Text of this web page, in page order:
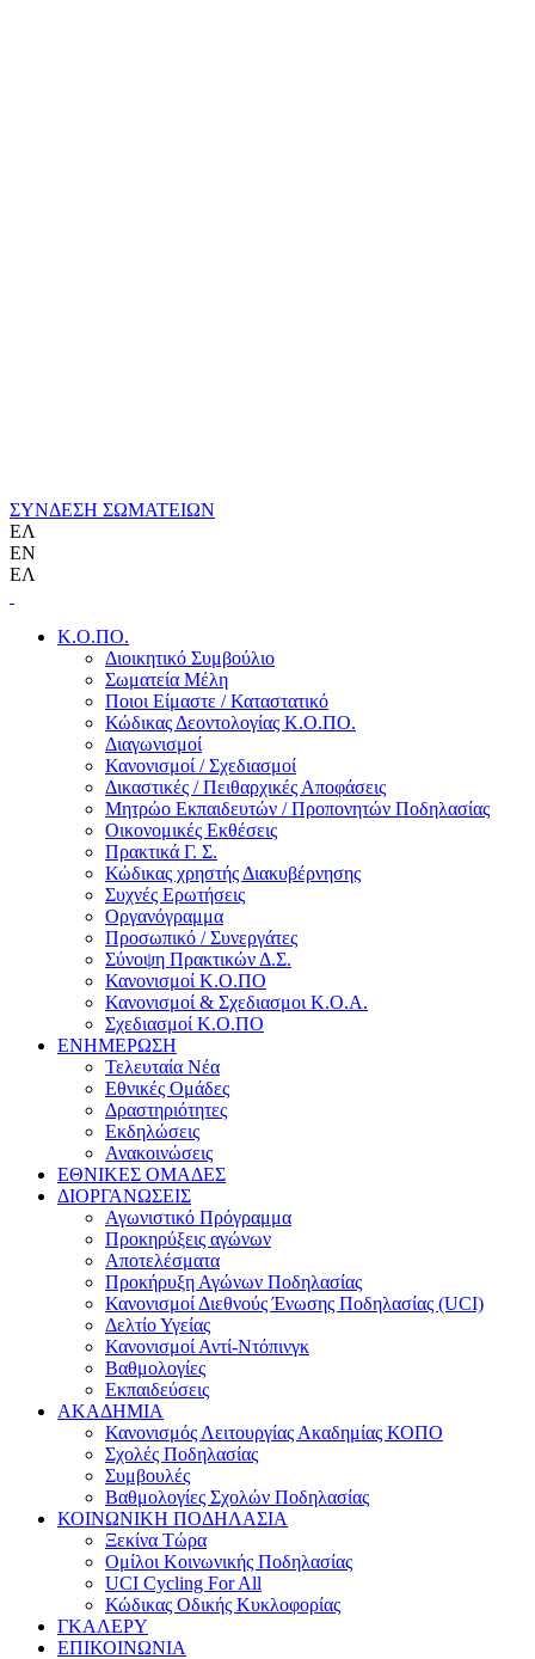
ΣΥΝΔΕΣΗ ΣΩΜΑΤΕΙΩΝ
ΕΛ
EN
ΕΛ
Κ.Ο.ΠΟ.
Διοικητικό Συμβούλιο
Σωματεία Μέλη
Ποιοι Είμαστε / Καταστατικό
Κώδικας Δεοντολογίας Κ.Ο.ΠΟ.
Διαγωνισμοί
Κανονισμοί / Σχεδιασμοί
Δικαστικές / Πειθαρχικές Αποφάσεις
Μητρώο Εκπαιδευτών / Προπονητών Ποδηλασίας
Οικονομικές Εκθέσεις
Πρακτικά Γ. Σ.
Κώδικας χρηστής Διακυβέρνησης
Συχνές Ερωτήσεις
Οργανόγραμμα
Προσωπικό / Συνεργάτες
Σύνοψη Πρακτικών Δ.Σ.
Κανονισμοί Κ.Ο.ΠΟ
Κανονισμοί & Σχεδιασμοι Κ.Ο.Α.
Σχεδιασμοί Κ.Ο.ΠΟ
ΕΝΗΜΕΡΩΣΗ
Τελευταία Νέα
Εθνικές Ομάδες
Δραστηριότητες
Εκδηλώσεις
Ανακοινώσεις
ΕΘΝΙΚΕΣ ΟΜΑΔΕΣ
ΔΙΟΡΓΑΝΩΣΕΙΣ
Αγωνιστικό Πρόγραμμα
Προκηρύξεις αγώνων
Αποτελέσματα
Προκήρυξη Αγώνων Ποδηλασίας
Κανονισμοί Διεθνούς Ένωσης Ποδηλασίας (UCI)
Δελτίο Υγείας
Κανονισμοί Αντί-Ντόπινγκ
Βαθμολογίες
Εκπαιδεύσεις
ΑΚΑΔΗΜΙΑ
Κανονισμός Λειτουργίας Ακαδημίας ΚΟΠΟ
Σχολές Ποδηλασίας
Συμβουλές
Βαθμολογίες Σχολών Ποδηλασίας
ΚΟΙΝΩΝΙΚΗ ΠΟΔΗΛΑΣΙΑ
Ξεκίνα Τώρα
Ομίλοι Κοινωνικής Ποδηλασίας
UCI Cycling For All
Κώδικας Οδικής Κυκλοφορίας
ΓΚΑΛΕΡΥ
ΕΠΙΚΟΙΝΩΝΙΑ